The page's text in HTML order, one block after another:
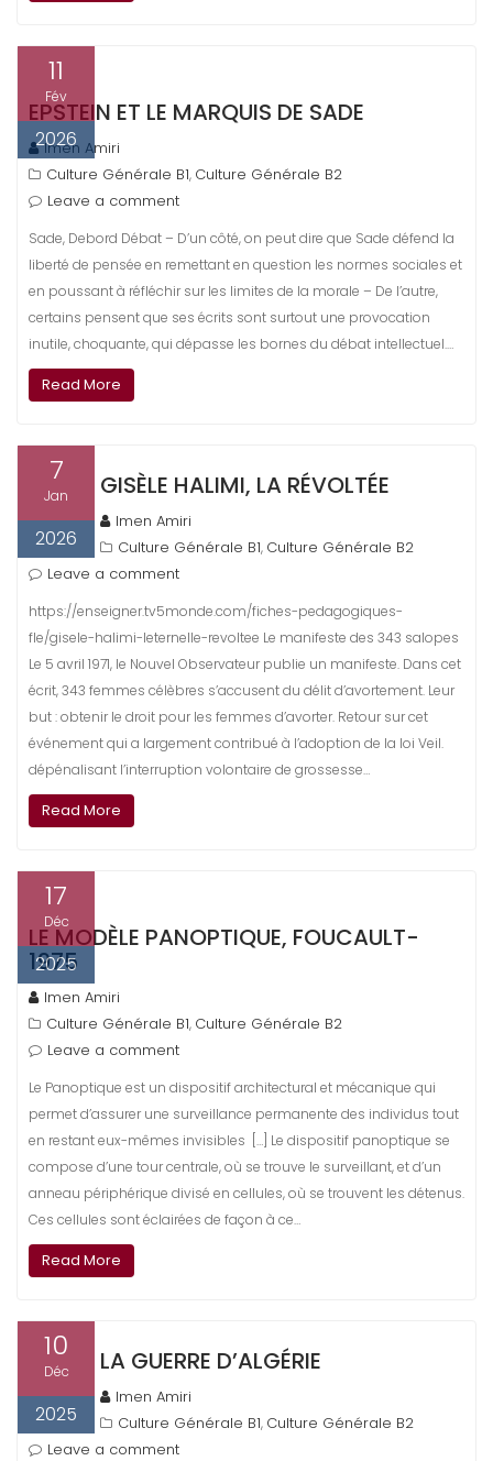
11
Fév
2026
EPSTEIN ET LE MARQUIS DE SADE
Imen Amiri
Culture Générale B1, Culture Générale B2
Leave a comment
Sade, Debord Débat – D’un côté, on peut dire que Sade défend la
liberté de pensée en remettant en question les normes sociales et
en poussant à réfléchir sur les limites de la morale – De l’autre,
certains pensent que ses écrits sont surtout une provocation
inutile, choquante, qui dépasse les bornes du débat intellectuel.…
Read More
7
Jan
2026
GISÈLE HALIMI, LA RÉVOLTÉE
Imen Amiri
Culture Générale B1, Culture Générale B2
Leave a comment
https://enseigner.tv5monde.com/fiches-pedagogiques-
fle/gisele-halimi-leternelle-revoltee Le manifeste des 343 salopes
Le 5 avril 1971, le Nouvel Observateur publie un manifeste. Dans cet
écrit, 343 femmes célèbres s’accusent du délit d’avortement. Leur
but : obtenir le droit pour les femmes d’avorter. Retour sur cet
événement qui a largement contribué à l’adoption de la loi Veil.
dépénalisant l’interruption volontaire de grossesse…
Read More
17
Déc
2025
LE MODÈLE PANOPTIQUE, FOUCAULT-
1975
Imen Amiri
Culture Générale B1, Culture Générale B2
Leave a comment
Le Panoptique est un dispositif architectural et mécanique qui
permet d’assurer une surveillance permanente des individus tout
en restant eux-mêmes invisibles […] Le dispositif panoptique se
compose d’une tour centrale, où se trouve le surveillant, et d’un
anneau périphérique divisé en cellules, où se trouvent les détenus.
Ces cellules sont éclairées de façon à ce…
Read More
10
Déc
2025
LA GUERRE D’ALGÉRIE
Imen Amiri
Culture Générale B1, Culture Générale B2
Leave a comment